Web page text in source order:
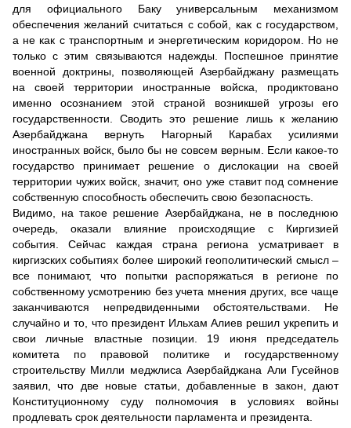
для официального Баку универсальным механизмом
обеспечения желаний считаться с собой, как с государством,
а не как с транспортным и энергетическим коридором. Но не
только с этим связываются надежды. Поспешное принятие
военной доктрины, позволяющей Азербайджану размещать
на своей территории иностранные войска, продиктовано
именно осознанием этой страной возникшей угрозы его
государственности. Сводить это решение лишь к желанию
Азербайджана вернуть Нагорный Карабах усилиями
иностранных войск, было бы не совсем верным. Если какое-то
государство принимает решение о дислокации на своей
территории чужих войск, значит, оно уже ставит под сомнение
собственную способность обеспечить свою безопасность.
Видимо, на такое решение Азербайджана, не в последнюю
очередь, оказали влияние происходящие с Киргизией
события. Сейчас каждая страна региона усматривает в
киргизских событиях более широкий геополитический смысл –
все понимают, что попытки распоряжаться в регионе по
собственному усмотрению без учета мнения других, все чаще
заканчиваются непредвиденными обстоятельствами. Не
случайно и то, что президент Ильхам Алиев решил укрепить и
свои личные властные позиции. 19 июня председатель
комитета по правовой политике и государственному
строительству Милли меджлиса Азербайджана Али Гусейнов
заявил, что две новые статьи, добавленные в закон, дают
Конституционному суду полномочия в условиях войны
продлевать срок деятельности парламента и президента.